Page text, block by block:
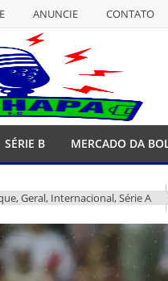
ANUNCIE
CONTATO
ANUNCIE
SÉRIE B MERCADO DA
,Geral, Internacional,Série A